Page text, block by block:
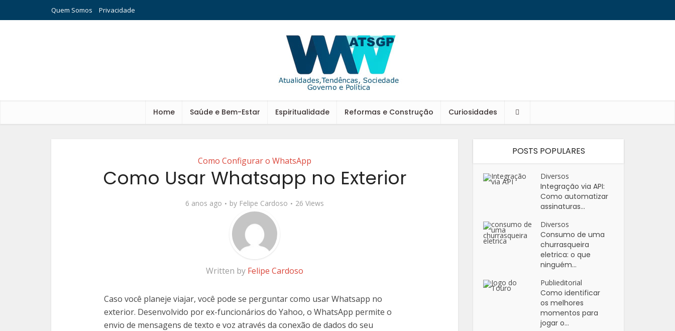
Quem Somos Privacidade
Home Saúde e Bem-Estar Espiritualidade Reformas e Construção Curiosidades
Como Configurar o WhatsApp
Como Usar Whatsapp no Exterior
6 anos ago by Felipe Cardoso 26 Views
Written by Felipe Cardoso
Caso você planeje viajar, você pode se perguntar como usar Whatsapp no
exterior. Desenvolvido por ex-funcionários do Yahoo, o WhatsApp permite o
envio de mensagens de texto e voz através da conexão de dados do seu
POSTS POPULARES
Diversos
Integração via API:
Como automatizar
assinaturas...
Diversos
Consumo de uma
churrasqueira
eletrica: o que
ninguém...
Publieditorial
Como identificar
os melhores
momentos para
jogar o...